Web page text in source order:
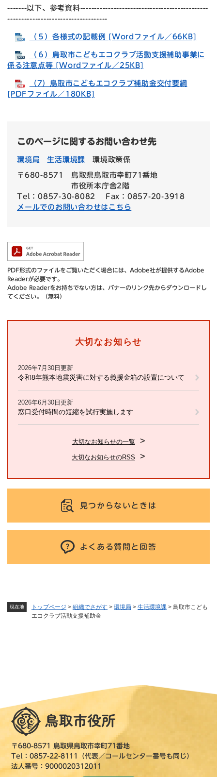
現在地 トップページ > 組織でさがす > 環境局 > 生活環境課 > 鳥取市こども
エコクラブ活動支援補助金
-------以下、参考資料----------------------------------------------
------------------------------------
（５）各様式の記載例 [Wordファイル／66KB]
（６）鳥取市こどもエコクラブ活動支援補助事業に
係る注意点等 [Wordファイル／25KB]
（7）鳥取市こどもエコクラブ補助金交付要綱
[PDFファイル／180KB]
このページに関するお問い合わせ先
環境局 生活環境課 環境政策係
〒680-8571
鳥取県鳥取市幸町71番地
市役所本庁舎2階
Tel：0857-30-8082
Fax：0857-20-3918
メールでのお問い合わせはこちら
PDF形式のファイルをご覧いただく場合には、Adobe社が提供するAdobe
Readerが必要です。
Adobe Readerをお持ちでない方は、バナーのリンク先からダウンロードし
てください。（無料）
大切なお知らせ
2026年7月30日更新
令和8年熊本地震災害に対する義援金箱の設置について
2026年6月30日更新
窓口受付時間の短縮を試行実施します
大切なお知らせの一覧
大切なお知らせのRSS
見つからないときは
よくある質問と回答
〒680-8571 鳥取県鳥取市幸町71番地
Tel：0857-22-8111（代表／コールセンター番号も同じ）
法人番号：9000020312011